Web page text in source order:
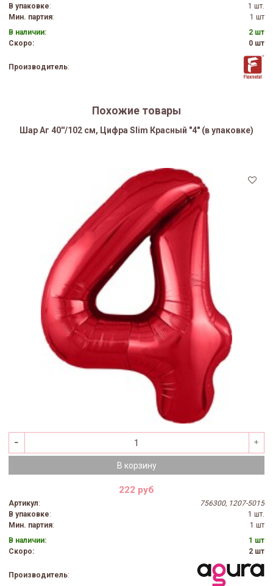
В упаковке:
1 шт.
Мин. партия:
1 шт
В наличии:
2 шт
Скоро:
0 шт
Производитель:
Похожие товары
Шар Аг 40''/102 см, Цифра Slim Красный "4" (в упаковке)
В корзину
222 руб
Артикул:
756300, 1207-5015
В упаковке:
1 шт.
Мин. партия:
1 шт
В наличии:
1 шт
Скоро:
2 шт
Производитель: